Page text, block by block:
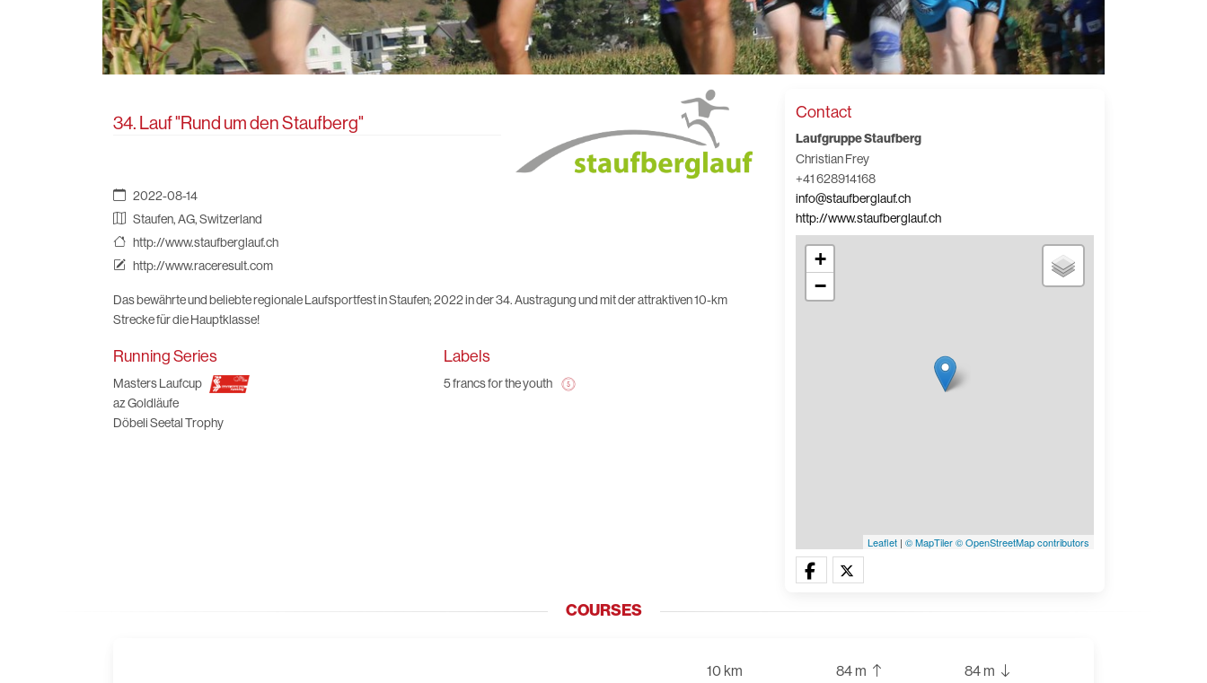
34. Lauf "Rund um den Staufberg"
2022-08-14
Staufen, AG, Switzerland
http://www.staufberglauf.ch
http://www.raceresult.com
Das bewährte und beliebte regionale Laufsportfest in Staufen; 2022 in der 34. Austragung und mit der attraktiven 10-km
Strecke für die Hauptklasse!
Running Series
Masters Laufcup
az Goldläufe
Döbeli Seetal Trophy
Labels
5 francs for the youth
Contact
Laufgruppe Staufberg
Christian Frey
+41 628914168
info@staufberglauf.ch
http://www.staufberglauf.ch
+
−
Leaflet | © MapTiler© OpenStreetMap contributors
COURSES
10 km 84 m 84 m